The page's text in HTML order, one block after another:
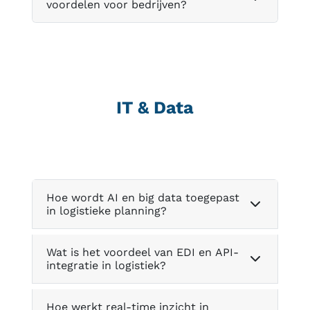
voordelen voor bedrijven?
IT & Data
Hoe wordt AI en big data toegepast
in logistieke planning?
Wat is het voordeel van EDI en API-
integratie in logistiek?
Hoe werkt real-time inzicht in